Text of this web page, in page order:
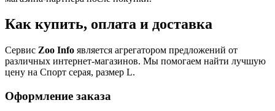
Как купить, оплата и доставка
Сервис Zoo Info является агрегатором предложений от
различных интернет-магазинов. Мы помогаем найти лучшую
цену на Спорт серая, размер L.
Оформление заказа